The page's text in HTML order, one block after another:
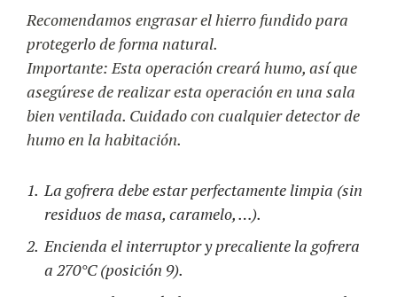
Recomendamos engrasar el hierro fundido para
protegerlo de forma natural.
Importante:Esta operación creará humo, así que
asegúrese de realizar esta operación en una sala
bien ventilada. Cuidado con cualquier detector de
humo en la habitación.
La gofrera debe estar perfectamente limpia (sin
residuos de masa, caramelo, …).
Encienda el interruptor y precaliente la gofrera
a 270°C (posición 9).